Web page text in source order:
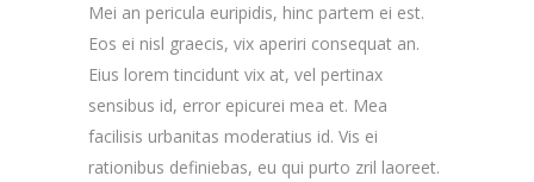
Mei an pericula euripidis, hinc partem ei est.
Eos ei nisl graecis, vix aperiri consequat an.
Eius lorem tincidunt vix at, vel pertinax
sensibus id, error epicurei mea et. Mea
facilisis urbanitas moderatius id. Vis ei
rationibus definiebas, eu qui purto zril laoreet.